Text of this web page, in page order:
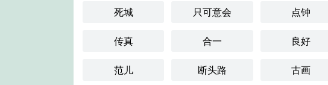
死城 只可意会 点钟
传真 合一 良好
范儿 断头路 古画